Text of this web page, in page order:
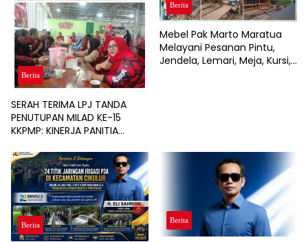
Berita
SERAH TERIMA LPJ TANDA
PENUTUPAN MILAD KE-15
KKPMP: KINERJA PANITIA
BERSIH DARI MASALAH
KEUANGAN
Berita
Mebel Pak Marto Maratua
Melayani Pesanan Pintu,
Jendela, Lemari, Meja, Kursi,
Berita
Berita